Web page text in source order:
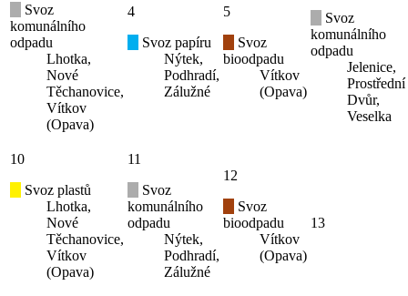
Svoz
komunálního
odpadu
Lhotka,
Nové
Těchanovice,
Vítkov
(Opava)
4
Svoz papíru
Nýtek,
Podhradí,
Zálužné
5
Svoz
bioodpadu
Vítkov
(Opava)
Svoz
komunálního
odpadu
Jelenice,
Prostřední
Dvůr,
Veselka
10
Svoz plastů
Lhotka,
Nové
Těchanovice,
Vítkov
(Opava)
11
Svoz
komunálního
odpadu
Nýtek,
Podhradí,
Zálužné
12
Svoz
bioodpadu
Vítkov
(Opava)
13